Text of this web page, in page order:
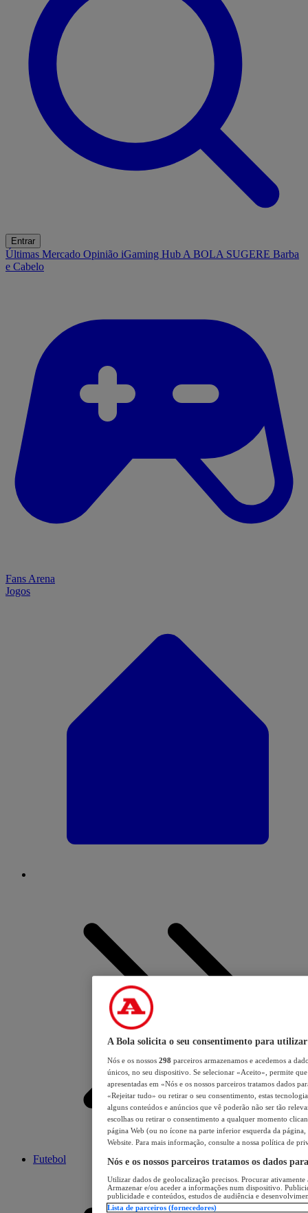
Entrar
Últimas Mercado Opinião iGaming Hub A BOLA SUGERE Barba
e Cabelo
Fans Arena
Jogos
Futebol
A Bola solicita o seu consentimento para utilizar
Nós e os nossos 298 parceiros armazenamos e acedemos a
únicos, no seu dispositivo. Se selecionar «Aceito», permite
apresentadas em «Nós e os nossos parceiros tratamos dados
«Rejeitar tudo» ou retirar o seu consentimento, estas
alguns conteúdos e anúncios que vê poderão não ser tão
escolhas ou retirar o consentimento a qualquer momento
página Web (ou no ícone na parte inferior esquerda da página,
Website. Para mais informação, consulte a nossa política de
Nós e os nossos parceiros tratamos os dados
Utilizar dados de geolocalização precisos. Procurar
Armazenar e/ou aceder a informações num dispositivo.
publicidade e conteúdos, estudos de audiência e
Lista de parceiros (fornecedores)